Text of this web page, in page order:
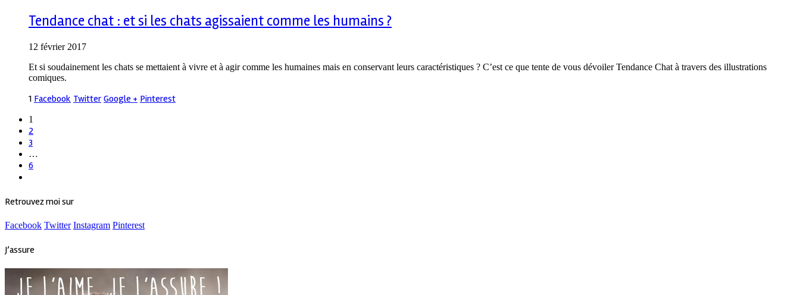
Tendance chat : et si les chats agissaient comme les humains ?
12 février 2017
Et si soudainement les chats se mettaient à vivre et à agir comme les humaines mais en conservant leurs caractéristiques ? C’est ce que tente de vous dévoiler Tendance Chat à travers des illustrations
comiques.
1 Facebook Twitter Google + Pinterest
1
2
3
…
6
Retrouvez moi sur
Facebook Twitter Instagram Pinterest
J’assure